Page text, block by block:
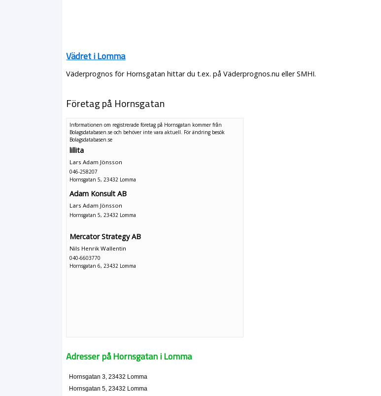
Vädret i Lomma
Väderprognos för Hornsgatan hittar du t.ex. på Väderprognos.nu eller SMHI.
Företag på Hornsgatan
Informationen om registrerade företag på Hornsgatan kommer från
Bolagsdatabasen.se och behöver inte vara aktuell. För ändring besök
Bolagsdatabasen.se
lillita
Lars Adam Jönsson
046-258207
Hornsgatan 5, 23432 Lomma
Adam Konsult AB
Lars Adam Jönsson
Hornsgatan 5, 23432 Lomma
Mercator Strategy AB
Nils Henrik Wallentin
040-6603770
Hornsgatan 6, 23432 Lomma
Adresser på Hornsgatan i Lomma
Hornsgatan 3, 23432 Lomma
Hornsgatan 5, 23432 Lomma